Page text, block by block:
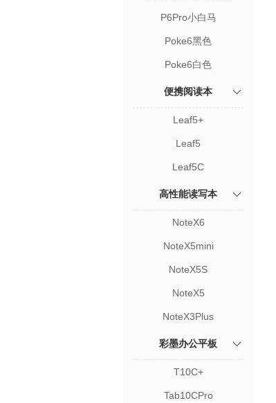
P6Pro小白马
Poke6黑色
Poke6白色
便携阅读本
Leaf5+
Leaf5
Leaf5C
高性能读写本
NoteX6
NoteX5mini
NoteX5S
NoteX5
NoteX3Plus
彩墨办公平板
T10C+
Tab10CPro